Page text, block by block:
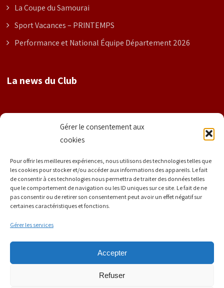
Gérer le consentement aux
cookies
Pour offrir les meilleures expériences, nous utilisons des technologies telles que
les cookies pour stocker et/ou accéder aux informations des appareils. Le fait
de consentir à ces technologies nous permettra de traiter des données telles
que le comportement de navigation ou les ID uniques sur ce site. Le fait de ne
pas consentir ou de retirer son consentement peut avoir un effet négatif sur
certaines caractéristiques et fonctions.
Gérer les services
Accepter
Refuser
La Coupe du Samourai
Sport Vacances – PRINTEMPS
Performance et National Équipe Département 2026
La news du Club
Prénom
E-mail*